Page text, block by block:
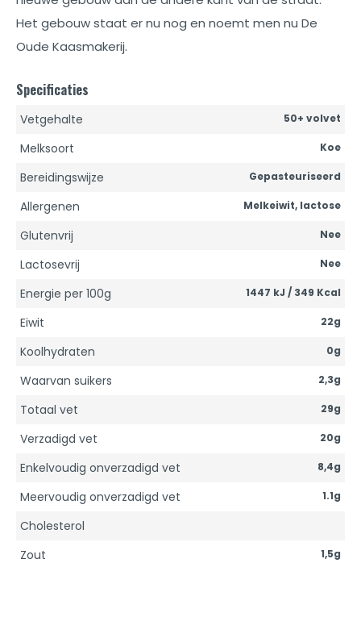
Het gebouw staat er nu nog en noemt men nu De
Oude Kaasmakerij.
Specificaties
Vetgehalte 50+ volvet
Melksoort Koe
Bereidingswijze Gepasteuriseerd
Allergenen Melkeiwit, lactose
Glutenvrij Nee
Lactosevrij Nee
Energie per 100g 1447 kJ / 349 Kcal
Eiwit 22g
Koolhydraten 0g
Waarvan suikers 2,3g
Totaal vet 29g
Verzadigd vet 20g
Enkelvoudig onverzadigd vet 8,4g
Meervoudig onverzadigd vet 1.1g
Cholesterol
Zout
1,5g